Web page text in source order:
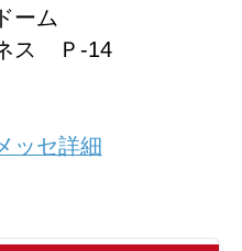
ーム
ス Ｐ-14
ッセ詳細